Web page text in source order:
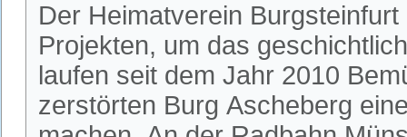
Der Heimatverein
Projekten, um das
laufen seit dem Jahr 2010
zerstörten Burg Ascheberg